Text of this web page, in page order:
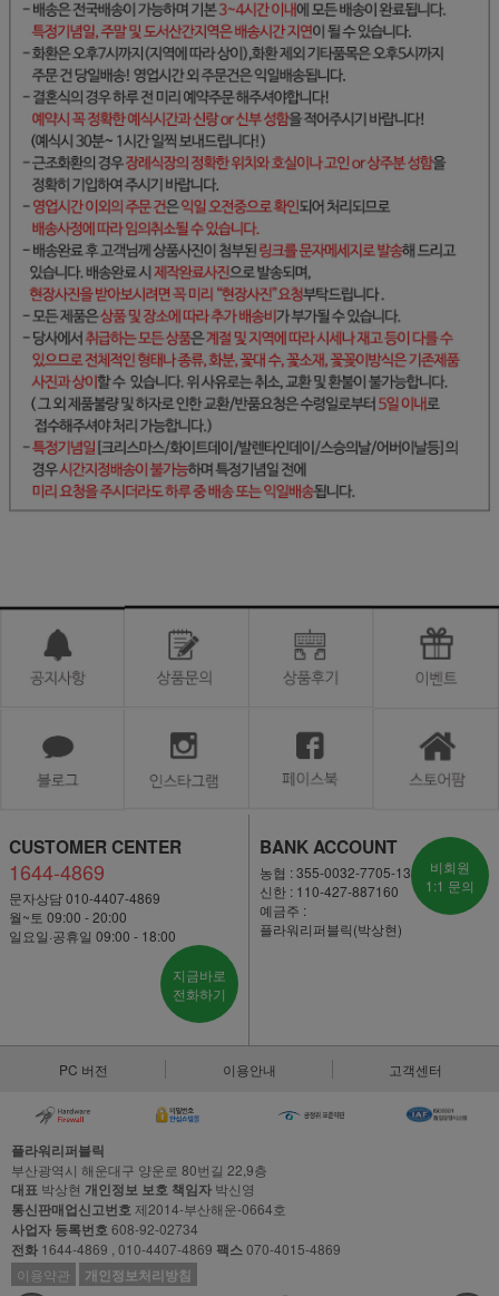
CUSTOMER CENTER
1644-4869
문자상담 010-4407-4869
월~토 09:00 - 20:00
일요일·공휴일 09:00 - 18:00
지금바로
전화하기
BANK ACCOUNT
농협 : 355-0032-7705-13
신한 : 110-427-887160
예금주 :
플라워리퍼블릭(박상현)
비회원
1:1 문의
PC 버전 이용안내 고객센터
플라워리퍼블릭
부산광역시 해운대구 양운로 80번길 22,9층
대표 박상현 개인정보 보호 책임자 박신영
통신판매업신고번호제2014-부산해운-0664호
사업자 등록번호608-92-02734
전화 1644-4869 , 010-4407-4869 팩스070-4015-4869
이용약관
개인정보처리방침